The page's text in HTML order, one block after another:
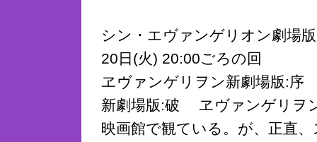
シン・エヴァンゲリオン劇場
20日(火) 20:00ごろの回
ヱヴァンゲリヲン新劇場版:
新劇場版:破 ヱヴァンゲリヲ
映画館で観ている。が、正直